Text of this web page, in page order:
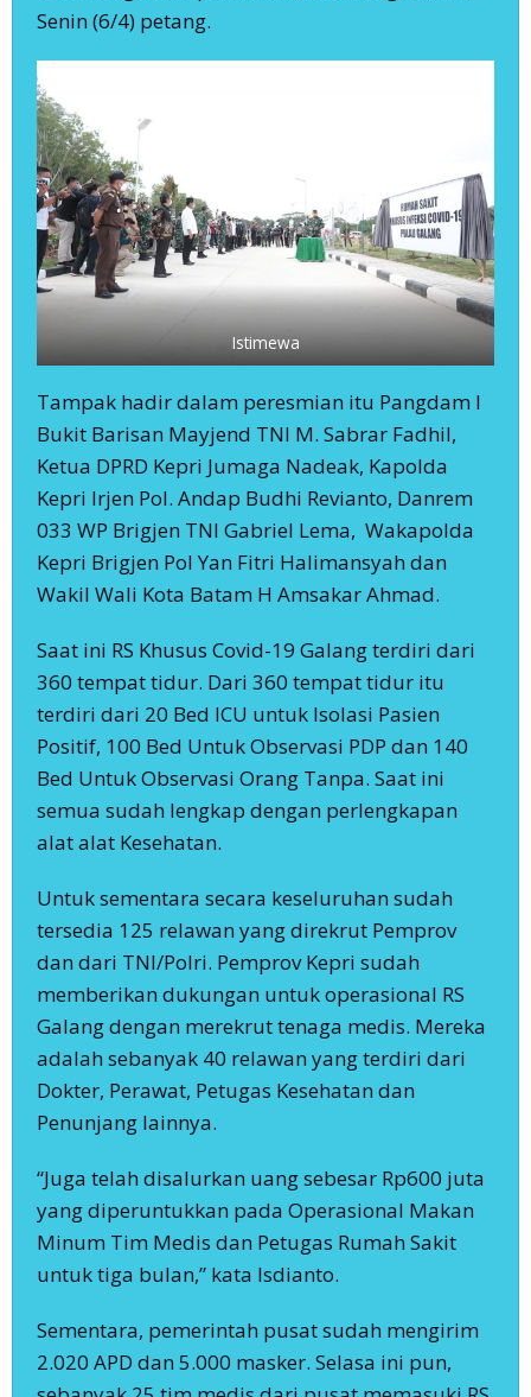
Senin (6/4) petang.
Istimewa
Tampak hadir dalam peresmian itu Pangdam I
Bukit Barisan Mayjend TNI M. Sabrar Fadhil,
Ketua DPRD Kepri Jumaga Nadeak, Kapolda
Kepri Irjen Pol. Andap Budhi Revianto, Danrem
033 WP Brigjen TNI Gabriel Lema, Wakapolda
Kepri Brigjen Pol Yan Fitri Halimansyah dan
Wakil Wali Kota Batam H Amsakar Ahmad.
Saat ini RS Khusus Covid-19 Galang terdiri dari
360 tempat tidur. Dari 360 tempat tidur itu
terdiri dari 20 Bed ICU untuk Isolasi Pasien
Positif, 100 Bed Untuk Observasi PDP dan 140
Bed Untuk Observasi Orang Tanpa. Saat ini
semua sudah lengkap dengan perlengkapan
alat alat Kesehatan.
Untuk sementara secara keseluruhan sudah
tersedia 125 relawan yang direkrut Pemprov
dan dari TNI/Polri. Pemprov Kepri sudah
memberikan dukungan untuk operasional RS
Galang dengan merekrut tenaga medis. Mereka
adalah sebanyak 40 relawan yang terdiri dari
Dokter, Perawat, Petugas Kesehatan dan
Penunjang lainnya.
“Juga telah disalurkan uang sebesar Rp600 juta
yang diperuntukkan pada Operasional Makan
Minum Tim Medis dan Petugas Rumah Sakit
untuk tiga bulan,” kata Isdianto.
Sementara, pemerintah pusat sudah mengirim
2.020 APD dan 5.000 masker. Selasa ini pun,